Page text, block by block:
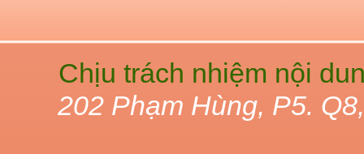
Chịu trách nhiệm nội
202 Phạm Hùng, P5.